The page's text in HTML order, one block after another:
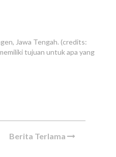
Jawa Tengah. (credits:
tujuan untuk apa yang
Berita Terlama